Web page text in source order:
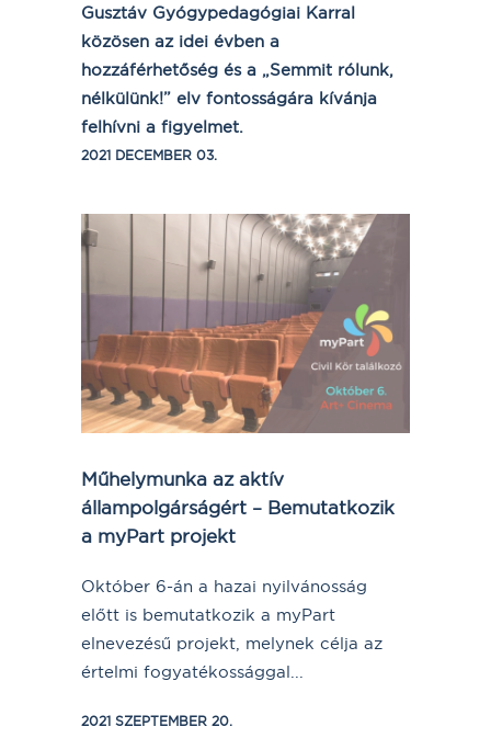
Gusztáv Gyógypedagógiai Karral
közösen az idei évben a
hozzáférhetőség és a „Semmit rólunk,
nélkülünk!” elv fontosságára kívánja
felhívni a figyelmet.
2021 DECEMBER 03.
Műhelymunka az aktív
állampolgárságért – Bemutatkozik
a myPart projekt
Október 6-án a hazai nyilvánosság
előtt is bemutatkozik a myPart
elnevezésű projekt, melynek célja az
értelmi fogyatékossággal...
2021 SZEPTEMBER 20.